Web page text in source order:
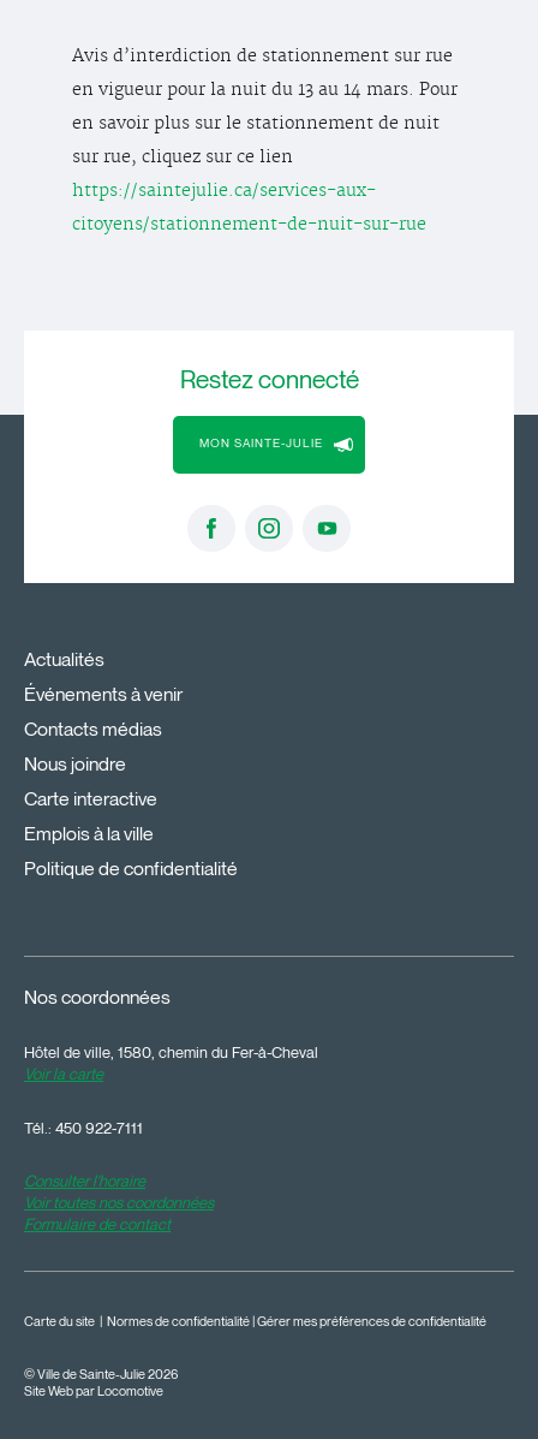
Avis d’interdiction de stationnement sur rue
en vigueur pour la nuit du 13 au 14 mars. Pour
en savoir plus sur le stationnement de nuit
sur rue, cliquez sur ce lien
https://saintejulie.ca/services-aux-
citoyens/stationnement-de-nuit-sur-rue
Restezconnecté
MON SAINTE-JULIE
Actualités
Événements à venir
Contacts médias
Nous joindre
Carte interactive
Emplois à la ville
Politique de confidentialité
Nos coordonnées
Hôtel de ville, 1580, chemin du Fer-à-Cheval
Voir la carte
Tél.: 450 922-7111
Consulter l'horaire
Voir toutes nos coordonnées
Formulaire de contact
© Ville de Sainte-Julie 2026
Carte du site Normes de confidentialité Gérer mes préférences de confidentialité
Site Web par Locomotive